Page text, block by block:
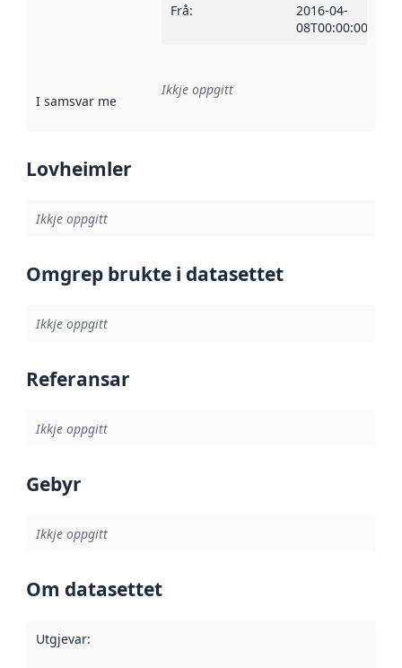
Frå:
2016-04-
08T00:00:00Z
I samsvar med Referanse til ei implementeringsregel eller
Ikkje oppgitt
Lovheimler
Ikkje oppgitt
Omgrep brukte i datasettet
Ikkje oppgitt
Referansar
Ikkje oppgitt
Gebyr
Ikkje oppgitt
Om datasettet
Utgjevar: